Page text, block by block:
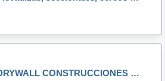
C&M DRYWALL CONSTRUCCIONES MACIZAS